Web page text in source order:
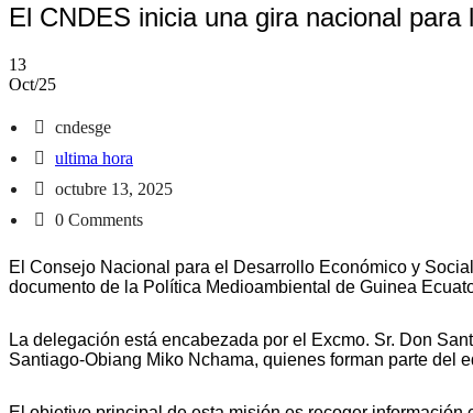
El CNDES inicia una gira nacional
13
Oct/25
cndesge
ultima hora
octubre 13, 2025
0 Comments
El Consejo Nacional para el Desarrollo Económico y
documento de la Política Medioambiental de Guinea
La delegación está encabezada por el Excmo. Sr. Don
Santiago-Obiang Miko Nchama, quienes forman parte del